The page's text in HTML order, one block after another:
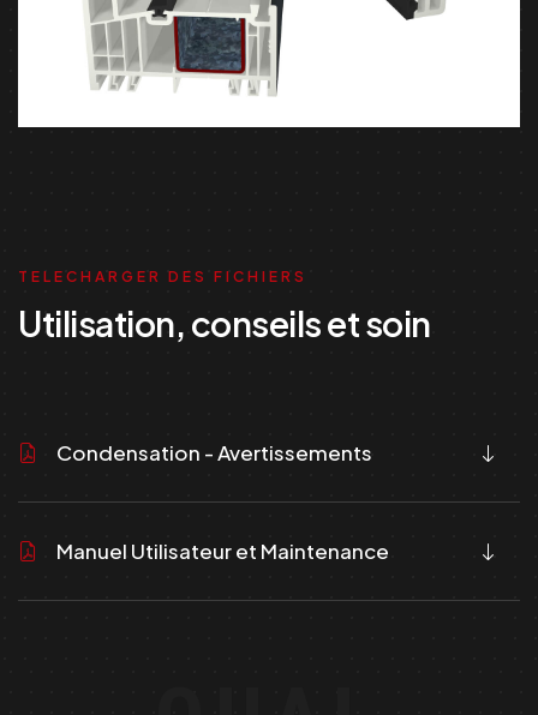
TELECHARGER DES FICHIERS
Utilisation, conseils et soin
Condensation - Avertissements
Manuel Utilisateur et Maintenance